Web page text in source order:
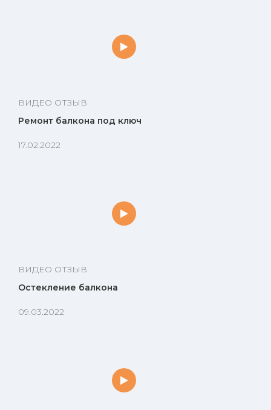
ВИДЕО ОТЗЫВ
Ремонт балкона под ключ
17.02.2022
ВИДЕО ОТЗЫВ
Остекление балкона
09.03.2022